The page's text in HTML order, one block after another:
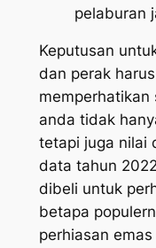
pelaburan
Keputusan
dan perak
anda tidak
tetapi juga nilai
data tahun
dibeli untuk
betapa
perhiasan